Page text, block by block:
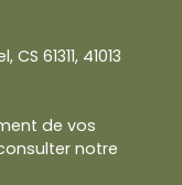
61311, 41013
de vos
notre